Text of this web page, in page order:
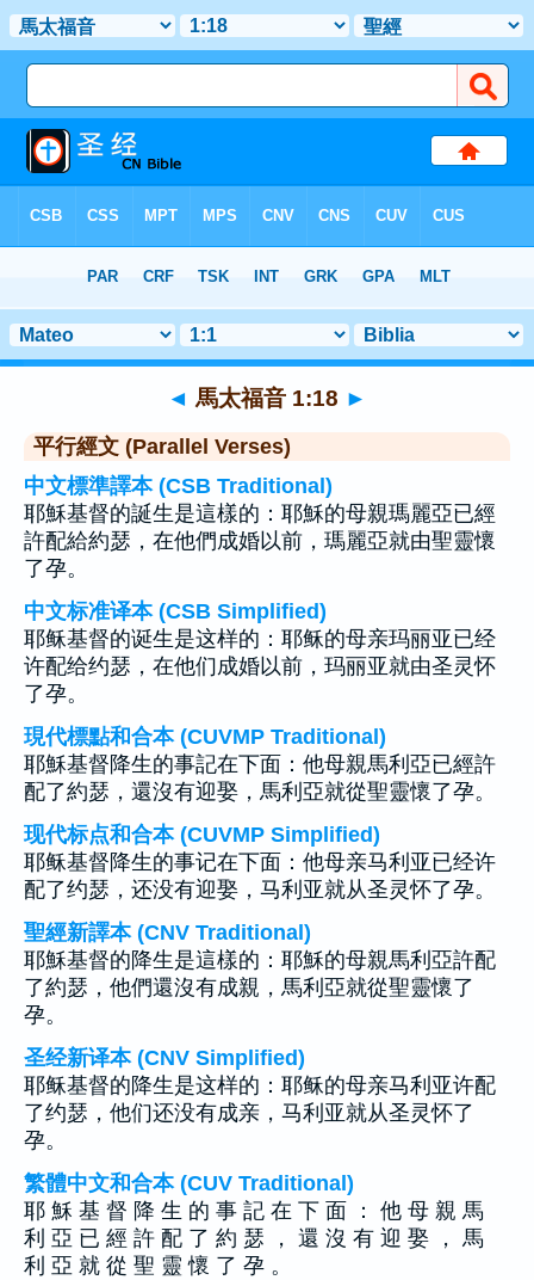
> 聖經金句 18
◄ 馬太福音 1:18 ►
平行經文 (Parallel Verses)
中文標準譯本 (CSB Traditional)
耶穌基督的誕生是這樣的：耶穌的母親瑪麗亞已經
許配給約瑟，在他們成婚以前，瑪麗亞就由聖靈懷
了孕。
中文标准译本 (CSB Simplified)
耶稣基督的诞生是这样的：耶稣的母亲玛丽亚已经
许配给约瑟，在他们成婚以前，玛丽亚就由圣灵怀
了孕。
現代標點和合本 (CUVMP Traditional)
耶穌基督降生的事記在下面：他母親馬利亞已經許
配了約瑟，還沒有迎娶，馬利亞就從聖靈懷了孕。
现代标点和合本 (CUVMP Simplified)
耶稣基督降生的事记在下面：他母亲马利亚已经许
配了约瑟，还没有迎娶，马利亚就从圣灵怀了孕。
聖經新譯本 (CNV Traditional)
耶穌基督的降生是這樣的：耶穌的母親馬利亞許配
了約瑟，他們還沒有成親，馬利亞就從聖靈懷了
孕。
圣经新译本 (CNV Simplified)
耶稣基督的降生是这样的：耶稣的母亲马利亚许配
了约瑟，他们还没有成亲，马利亚就从圣灵怀了
孕。
繁體中文和合本 (CUV Traditional)
耶 穌 基 督 降 生 的 事 記 在 下 面 ： 他 母 親 馬
利 亞 已 經 許 配 了 約 瑟 ， 還 沒 有 迎 娶 ， 馬
利 亞 就 從 聖 靈 懷 了 孕 。